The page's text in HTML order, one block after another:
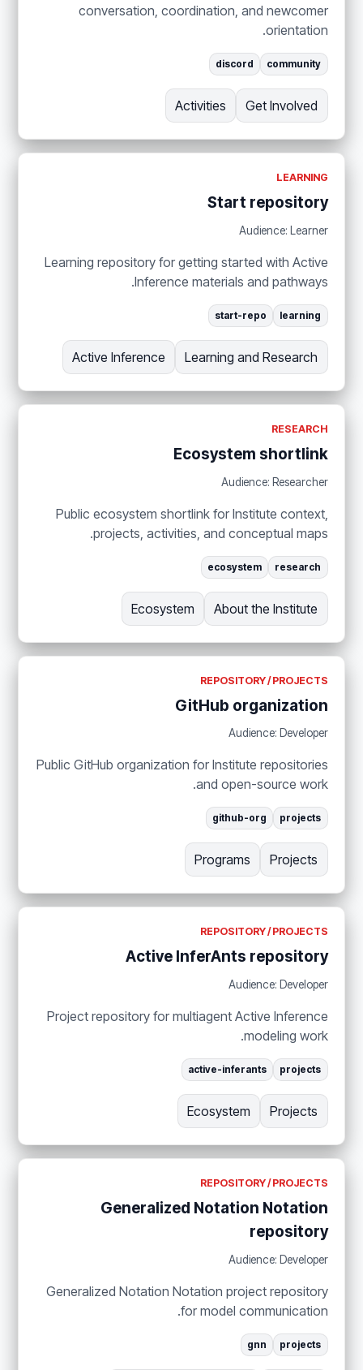
conversation, coordination, and newcomer
orientation.
community
discord
Get Involved
Activities
LEARNING
Start repository
Audience: Learner
Learning repository for getting started with Active
Inference materials and pathways.
learning
start-repo
Learning and Research
Active Inference
RESEARCH
Ecosystem shortlink
Audience: Researcher
Public ecosystem shortlink for Institute context,
projects, activities, and conceptual maps.
research
ecosystem
About the Institute
Ecosystem
REPOSITORY / PROJECTS
GitHub organization
Audience: Developer
Public GitHub organization for Institute repositories
and open-source work.
projects
github-org
Projects
Programs
REPOSITORY / PROJECTS
Active InferAnts repository
Audience: Developer
Project repository for multiagent Active Inference
modeling work.
projects
active-inferants
Projects
Ecosystem
REPOSITORY / PROJECTS
Generalized Notation Notation
repository
Audience: Developer
Generalized Notation Notation project repository
for model communication.
projects
gnn